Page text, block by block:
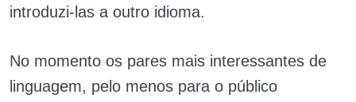
introduzi-las a outro idioma.
No momento os pares mais interessantes de
linguagem, pelo menos para o público